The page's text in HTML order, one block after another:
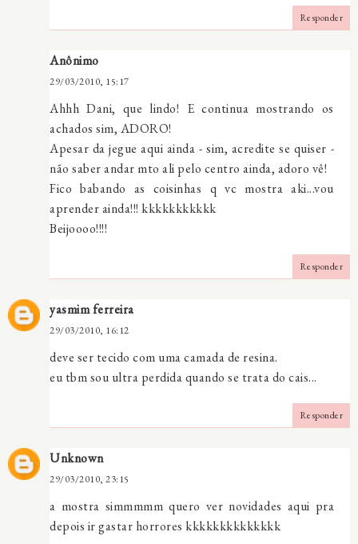
Responder
Anônimo
29/03/2010, 15:17
Ahhh Dani, que lindo! E continua mostrando os
achados sim, ADORO!
Apesar da jegue aqui ainda - sim, acredite se quiser -
não saber andar mto ali pelo centro ainda, adoro vê!
Fico babando as coisinhas q vc mostra aki...vou
aprender ainda!!! kkkkkkkkkkk
Beijoooo!!!!
Responder
yasmim ferreira
29/03/2010, 16:12
deve ser tecido com uma camada de resina.
eu tbm sou ultra perdida quando se trata do cais...
Responder
Unknown
29/03/2010, 23:15
a mostra simmmmm quero ver novidades aqui pra
depois ir gastar horrores kkkkkkkkkkkkkk